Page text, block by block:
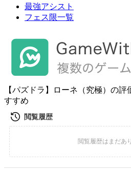
最強アシスト
フェス限一覧
【パズドラ】ローネ（究極）の
すすめ